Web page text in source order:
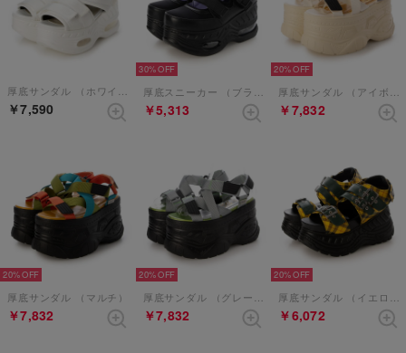
厚底サンダル （ホワイト）
￥7,590
30%
厚底スニーカー （ブラック）
￥5,313
20%
厚底サンダル （アイボリー）
￥7,832
20%
厚底サンダル （マルチ）
￥7,832
20%
￥7,832
20%
￥6,072